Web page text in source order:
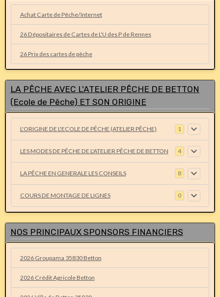
Achat Carte de Pêche/Internet
26 Dépositaires de Cartes de L'U des P de Rennes
26 Prix des cartes de pêche
LA PÊCHE AVEC L'ATELIER PÊCHE DE BETTON
(Ecole de Pêche) ET SON ORIGINE
L'ORIGINE DE L'ECOLE DE PÊCHE (ATELIER PÊCHE) 1
LES MODES DE PÊCHE DE L'ATELIER PÊCHE DE BETTON 4
LA PÊCHE EN GENERALE LES CONSEILS 8
COURS DE MONTAGE DE LIGNES 0
NOS PRINCIPAUX SPONSORS FINANCIERS
2026 Groupama 35830 Betton
2026 Crédit Agricole Betton